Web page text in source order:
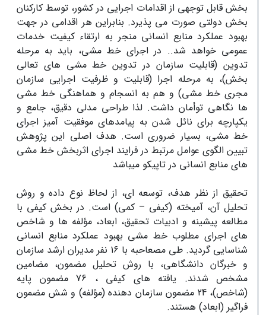
بخش قابل توجهی از اقدامات اجرایی در کشور، توسط کارکنان
بخش دولتی صورت می پذیرد. بنابراین هر اقدامی در جهت
بهبود عملکرد منابع انسانی منجر به ارتقاء کیفیت خدمات
عمومی خواهد شد.. در اجرای خط مشی، باید به مرحله
تدوین (قابلیت سازمان در تدوین خط مشی های تعالی
بخش)، به مرحله اجرا (قابلیت و ظرفیت اجرایی سازمان
مجری خط مشی) و هم به انسجام و هماهنگی خط مشی
ها نگاهی توأمان داشت. لذا طراحی مدلی دقیق، جامع و
یکپارچه برای نائل شدن به پیامدهای موفقیت آمیز اجرای
خط مشی، بسیار ضروری است. هدف اصلی این پژوهش
تبیین الگوی عوامل مرتبط در فرایند اجرای اثربخش خط مشی
های منابع انسانی در تاپیکو میباشد
تحقیق از نظر هدف، توسعه ای، از لحاظ نوع داده و روش
تحلیل آن، آمیخته (کیفی – کمی) است. در بخش کیفی با
مطالعه پیشینه و ادبیات تحقیق، ابعاد، مؤلفه ها و شاخص
های اجرای مطلوب خط مشی بهبود عملکرد منابع انسانی
شناسایی گردید. طی مصعاحبه با 16 نفر مدیران ارشد سازمان
و خبرگان دانشگاهی، با روش تحلیل مضمون، مضامین
مشخص شدند. یافته های کیفی ، 76 مضمون پایه
(شاخص)، 24 مضمون سازمان دهنده (مؤلفه) و شش مضمون
فراگیر (ابعاد) هستند.